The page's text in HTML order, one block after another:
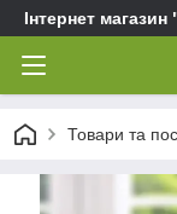
Інтернет
Товари та